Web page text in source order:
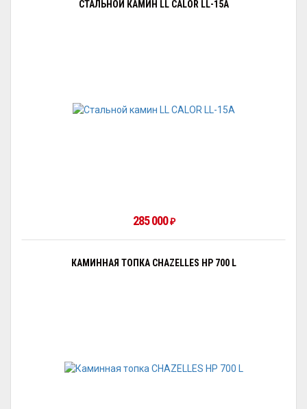
СТАЛЬНОЙ КАМИН LL CALOR LL-15A
285 000₽
КАМИННАЯ ТОПКА CHAZELLES HP 700 L